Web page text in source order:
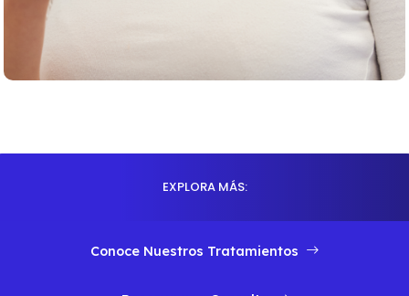
EXPLORA MÁS:
Conoce Nuestros Tratamientos